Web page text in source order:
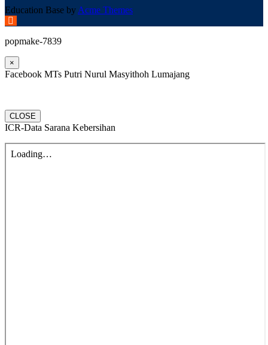
Education Base by Acme Themes
popmake-7839
×
Facebook MTs Putri Nurul Masyithoh Lumajang
CLOSE
ICR-Data Sarana Kebersihan